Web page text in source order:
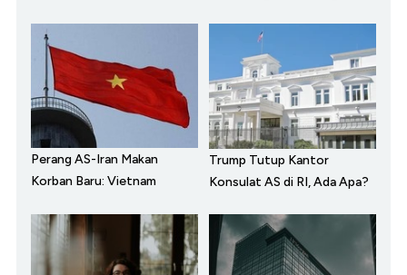
Perang AS-Iran Makan
Korban Baru: Vietnam
Trump Tutup Kantor
Konsulat AS di RI, Ada Apa?